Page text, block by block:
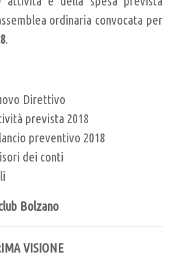
ordinaria convocata per
.
Direttivo
prevista 2018
preventivo 2018
dei conti
Bolzano
VISIONE